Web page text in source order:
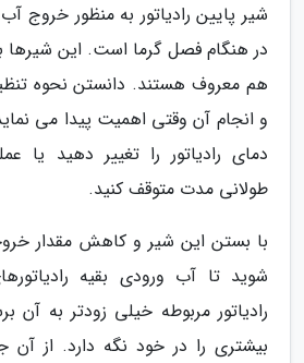
شیر پایین رادیاتور به منظور خروج آب
در هنگام فصل گرما است. این شیرها
هم معروف هستند. دانستن نحوه
و انجام آن وقتی اهمیت پیدا می
دمای رادیاتور را تغییر دهید یا
طولانی مدت متوقف کنید.
با بستن این شیر و کاهش مقدار
شوید تا آب ورودی بقیه
رادیاتور مربوطه خیلی زودتر به آن
بیشتری را در خود نگه دارد. از